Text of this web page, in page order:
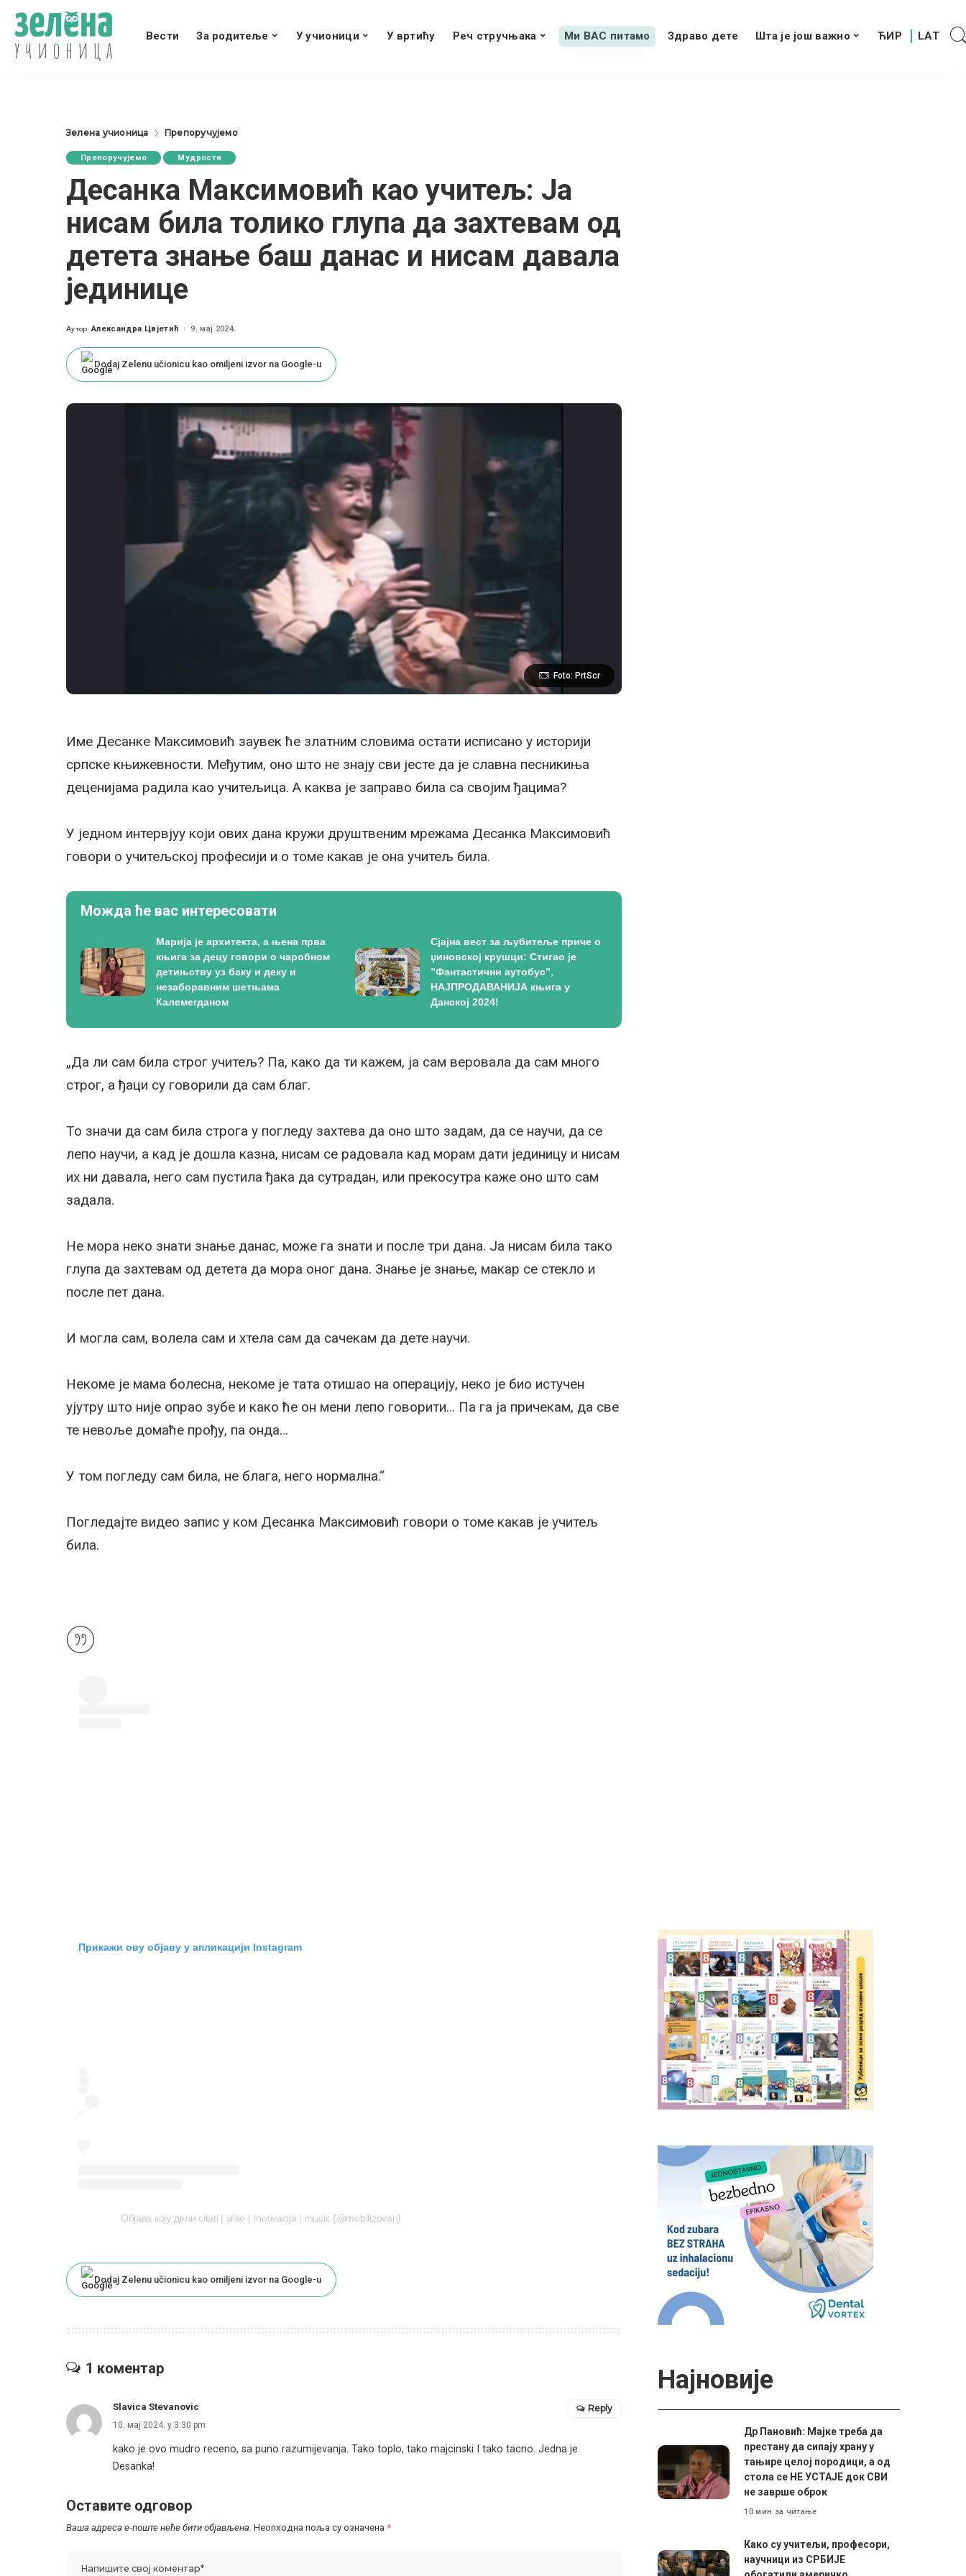
Вести За родитеље У учионици У вртићу Реч стручњака Ми ВАС питамо Здраво дете Шта је још важно
Зелена учионица Препоручујемо
Препоручујемо Мудрости
Десанка Максимовић као учитељ: Ја
нисам била толико глупа да захтевам од
детета знање баш данас и нисам давала
јединице
Posted
Аутор: Александра Цвјетић 9. мај 2024.
Dodaj Zelenu učionicu kao omiljeni izvor na Google-u
Foto: PrtScr
Име Десанке Максимовић заувек ће златним словима остати исписано у историји
српске књижевности. Међутим, оно што не знају сви јесте да је славна песникиња
деценијама радила као учитељица. А каква је заправо била са својим ђацима?
У једном интервјуу који ових дана кружи друштвеним мрежама Десанка Максимовић
говори о учитељској професији и о томе какав је она учитељ била.
Можда ће вас интересовати
Марија је архитекта, а њена прва
књига за децу говори о чаробном
детињству уз баку и деку и
незаборавним шетњама
Калемегданом
Сјајна вест за љубитеље приче о
џиновској крушци: Стигао је
”Фантастични аутобус”,
НАЈПРОДАВАНИЈА књига у
Данској 2024!
„Да ли сам била строг учитељ? Па, како да ти кажем, ја сам веровала да сам много
строг, а ђаци су говорили да сам благ.
То значи да сам била строга у погледу захтева да оно што задам, да се научи, да се
лепо научи, а кад је дошла казна, нисам се радовала кад морам дати јединицу и нисам
их ни давала, него сам пустила ђака да сутрадан, или прекосутра каже оно што сам
задала.
Не мора неко знати знање данас, може га знати и после три дана. Ја нисам била тако
глупа да захтевам од детета да мора оног дана. Знање је знање, макар се стекло и
после пет дана.
И могла сам, волела сам и хтела сам да сачекам да дете научи.
Некоме је мама болесна, некоме је тата отишао на операцију, неко је био истучен
ујутру што није опрао зубе и како ће он мени лепо говорити… Па га ја причекам, да све
те невоље домаће прођу, па онда…
У том погледу сам била, не блага, него нормална.“
Погледајте видео запис у ком Десанка Максимовић говори о томе какав је учитељ
била.
Прикажи ову објаву у апликацији Instagram
Објава коју дели citati | slike | motivacija | music (@mobilizovan)
Dodaj Zelenu učionicu kao omiljeni izvor na Google-u
1 коментар
Slavica Stevanovic
10. мај 2024. у 3:30 pm
kako je ovo mudro receno, sa puno razumijevanja. Tako toplo, tako majcinski I tako tacno. Jedna je
Desanka!
Reply
Оставите одговор
Ваша адреса е-поште неће бити објављена. Неопходна поља су означена *
Најновије
Др Пановић: Мајке треба да
престану да сипају храну у
тањире целој породици, а од
стола се НЕ УСТАЈЕ док СВИ
не заврше оброк
10 мин за читање
Како су учитељи, професори,
научници из СРБИЈЕ